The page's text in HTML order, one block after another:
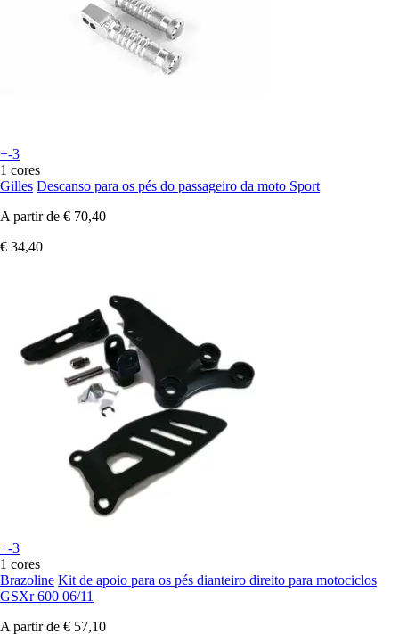
+-3
1 cores
Gilles Descanso para os pés do passageiro da moto Sport
A partir de € 70,40
€ 34,40
+-3
1 cores
Brazoline Kit de apoio para os pés dianteiro direito para motociclos
GSXr 600 06/11
A partir de € 57,10